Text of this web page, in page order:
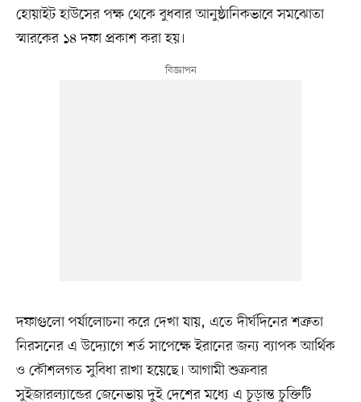
হোয়াইট হাউসের পক্ষ থেকে বুধবার আনুষ্ঠানিকভাবে সমঝোতা
স্মারকের ১৪ দফা প্রকাশ করা হয়।
দফাগুলো পর্যালোচনা করে দেখা যায়, এতে দীর্ঘদিনের শত্রুতা
নিরসনের এ উদ্যোগে শর্ত সাপেক্ষে ইরানের জন্য ব্যাপক আর্থিক
ও কৌশলগত সুবিধা রাখা হয়েছে। আগামী শুক্রবার
সুইজারল্যান্ডের জেনেভায় দুই দেশের মধ্যে এ চূড়ান্ত চুক্তিটি